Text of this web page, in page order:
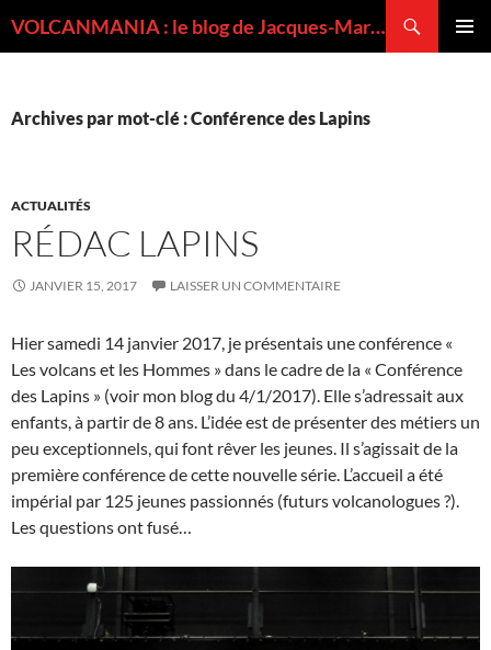
VOLCANMANIA : le blog de Jacques-Marie BARDINTZEFF, volcanologue
Archives par mot-clé : Conférence des Lapins
ACTUALITÉS
RÉDAC LAPINS
JANVIER 15, 2017 LAISSER UN COMMENTAIRE
Hier samedi 14 janvier 2017, je présentais une conférence «
Les volcans et les Hommes » dans le cadre de la « Conférence
des Lapins » (voir mon blog du 4/1/2017). Elle s’adressait aux
enfants, à partir de 8 ans. L’idée est de présenter des métiers un
peu exceptionnels, qui font rêver les jeunes. Il s’agissait de la
première conférence de cette nouvelle série. L’accueil a été
impérial par 125 jeunes passionnés (futurs volcanologues ?).
Les questions ont fusé…